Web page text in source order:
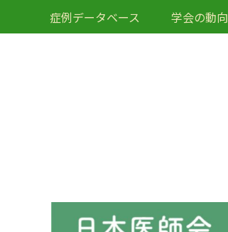
症例データベース
学会の動向